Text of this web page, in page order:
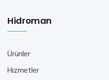
Hidroman
Ürünler
Hizmetler